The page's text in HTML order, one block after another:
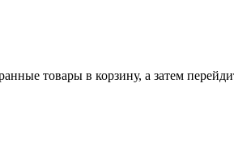
товары в корзину, а затем